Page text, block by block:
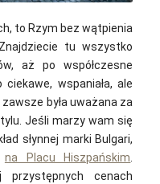
to Rzym bez wątpienia
tu wszystko
aż po współczesne
wspaniała, ale
była uważana za
Jeśli marzy wam się
słynnej marki Bulgari,
na Placu Hiszpańskim.
przystępnych cenach